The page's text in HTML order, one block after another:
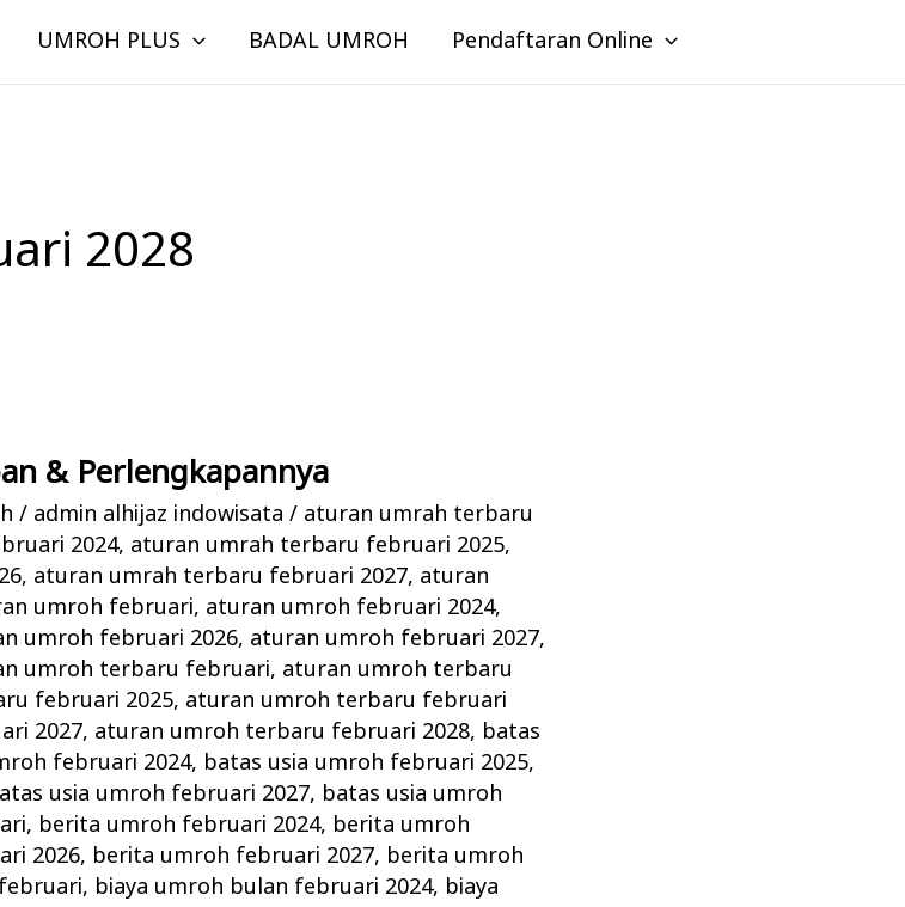
UMROH PLUS BADAL UMROH Pendaftaran Online
2028
& Perlengkapannya
/ admin alhijaz indowisata/ aturan umrah terbaru
2024, aturan umrah terbaru februari 2025,
, aturan umrah terbaru februari 2027, aturan
umroh februari, aturan umroh februari 2024,
umroh februari 2026, aturan umroh februari 2027,
umroh terbaru februari, aturan umroh terbaru
februari 2025, aturan umroh terbaru februari
2027, aturan umroh terbaru februari 2028, batas
februari 2024, batas usia umroh februari 2025,
usia umroh februari 2027, batas usia umroh
, berita umroh februari 2024, berita umroh
2026, berita umroh februari 2027, berita umroh
, biaya umroh bulan februari 2024, biaya